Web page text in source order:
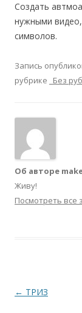
Создать
нужными
символов.
Запись
рубрике
_Без
Об авторе
Живу!
Посмотреть все
Навигация по
← ТРИЗ